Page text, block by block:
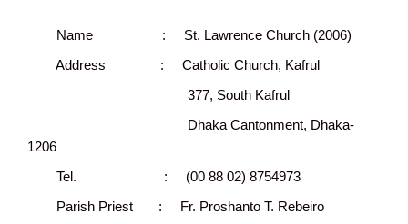
Name : St. Lawrence Church (2006)
Address : Catholic Church, Kafrul
377, South Kafrul
Dhaka Cantonment, Dhaka-
1206
Tel. : (00 88 02) 8754973
Parish Priest : Fr. Proshanto T. Rebeiro